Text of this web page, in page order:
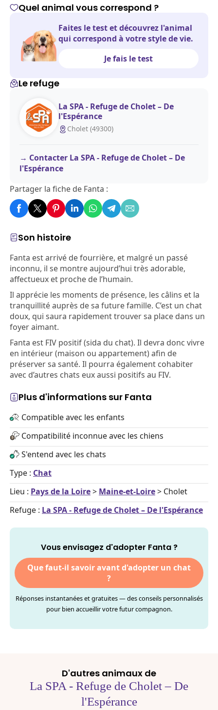
Son histoire
Fanta est arrivé de fourrière, et malgré un passé
inconnu, il se montre aujourd’hui très adorable,
affectueux et proche de l’humain.
Il apprécie les moments de présence, les câlins et la
tranquillité auprès de sa future famille. C’est un chat
doux, qui saura rapidement trouver sa place dans un
foyer aimant.
Fanta est FIV positif (sida du chat). Il devra donc vivre
en intérieur (maison ou appartement) afin de
préserver sa santé. Il pourra également cohabiter
avec d’autres chats eux aussi positifs au FIV.
Plus d'informations sur Fanta
Compatible avec les enfants
Compatibilité inconnue avec les chiens
S'entend avec les chats
Type : Chat
Lieu : Pays de la Loire> Maine-et-Loire> Cholet
Refuge : La SPA - Refuge de Cholet – De l'Espérance
Vous envisagez d'adopter Fanta ?
Que faut-il savoir avant d'adopter un chat
?
Réponses instantanées et gratuites — des conseils personnalisés
pour bien accueillir votre futur compagnon.
Quel animal vous correspond ?
Faites le test et découvrez l'animal
qui correspond à votre style de vie.
Je fais le test
Le refuge
La SPA - Refuge de Cholet – De
l'Espérance
Cholet (49300)
Contacter La SPA - Refuge de Cholet – De
l'Espérance
Partager la fiche de Fanta :
D'autres animaux de
La SPA - Refuge de Cholet – De
l'Espérance